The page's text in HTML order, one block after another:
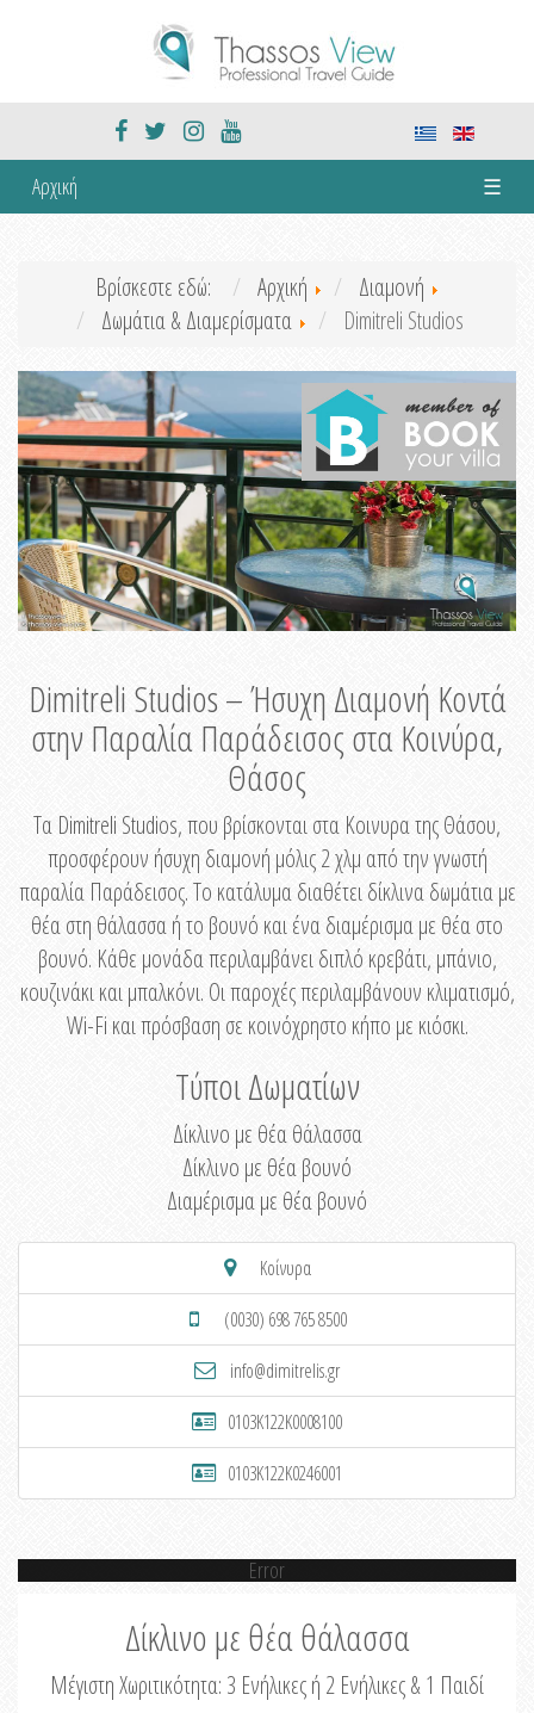
Αρχική ☰
Βρίσκεστε εδώ: Αρχική
Διαμονή
Δωμάτια & Διαμερίσματα
Dimitreli Studios
Dimitreli Studios – Ήσυχη Διαμονή Κοντά
στην Παραλία Παράδεισος στα Κοινύρα,
Θάσος
Τα Dimitreli Studios, που βρίσκονται στα Κοινυρα της Θάσου,
προσφέρουν ήσυχη διαμονή μόλις 2 χλμ από την γνωστή
παραλία Παράδεισος. Το κατάλυμα διαθέτει δίκλινα δωμάτια με
θέα στη θάλασσα ή το βουνό και ένα διαμέρισμα με θέα στο
βουνό. Κάθε μονάδα περιλαμβάνει διπλό κρεβάτι, μπάνιο,
κουζινάκι και μπαλκόνι. Οι παροχές περιλαμβάνουν κλιματισμό,
Wi-Fi και πρόσβαση σε κοινόχρηστο κήπο με κιόσκι.
Τύποι Δωματίων
Δίκλινο με θέα θάλασσα
Δίκλινο με θέα βουνό
Διαμέρισμα με θέα βουνό
Κοίνυρα
(0030) 698 765 8500
info@dimitrelis.gr
0103K122K0008100
0103K122K0246001
Error
Δίκλινο με θέα θάλασσα
Μέγιστη Χωριτικότητα: 3 Ενήλικες ή 2 Ενήλικες & 1 Παιδί